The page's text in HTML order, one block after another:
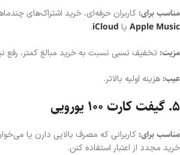
مناسب برای:کاربران حرفه‌ای، خرید اشتراک‌های
Apple Music یا iCloud
.
مزیت:تخفیف نسبی نسبت به خرید مبالغ کمتر، رفع
عیب:هزینه اولیه بالاتر.
۵. گیفت کارت ۱۰۰ یورویی
مناسب برای:کاربرانی که مصرف بالایی دارن یا
خرید مجدد از اعتبار استفاده کنن.